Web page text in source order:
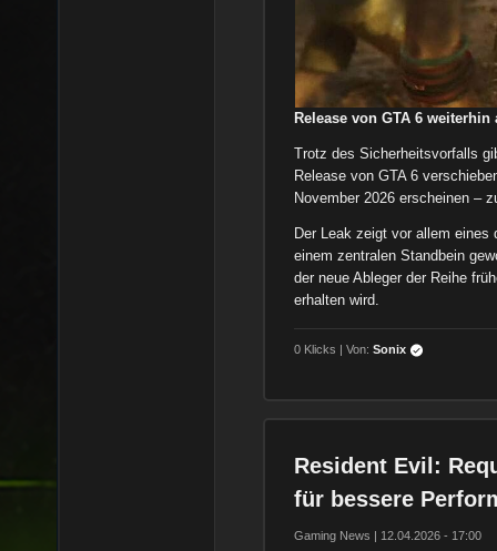
Release von GTA 6 weiterhin
Trotz des Sicherheitsvorfalls
Release von GTA 6
November 2026 erscheinen –
Der Leak zeigt vor allem
einem zentralen Standbein
der neue Ableger der Reihe
erhalten wird.
0 Klicks | Von:Sonix
Resident Evil:
für bessere
Gaming News | 12.04.2026 - 17:00